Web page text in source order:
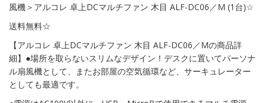
風機＞アルコレ 卓上DCマルチファン 木目 ALF-DC06／M (1台)☆
送料無料☆
【アルコレ 卓上DCマルチファン 木目 ALF-DC06／Mの商品詳
細】●場所を取らないスリムなデザイン！デスクに置いてパーソナ
ル扇風機として、またお部屋の空気循環など、サーキュレーター
としても最適です。